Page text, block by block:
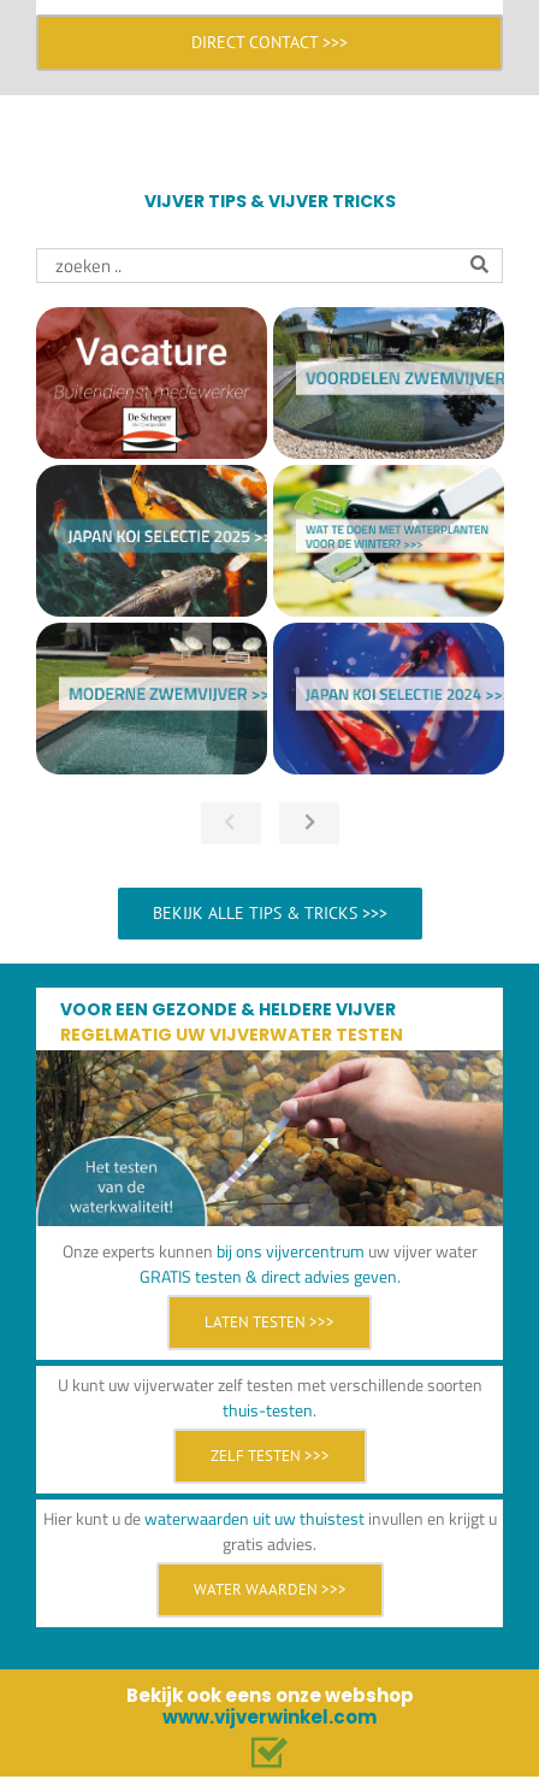
DIRECT CONTACT >>>
VIJVER TIPS & VIJVER TRICKS
BEKIJK ALLE TIPS & TRICKS >>>
VOOR EEN GEZONDE & HELDERE VIJVER
REGELMATIG UW VIJVERWATER TESTEN
Onze experts kunnen bij ons vijvercentrum uw vijver water
GRATIS testen & direct advies geven.
LATEN TESTEN >>>
U kunt uw vijverwater zelf testen met verschillende soorten
thuis-testen.
ZELF TESTEN >>>
Hier kunt u dewaterwaarden uit uw thuistestinvullen en krijgt u
gratis advies.
WATER WAARDEN >>>
Bekijk ook eens onze webshop
www.vijverwinkel.com